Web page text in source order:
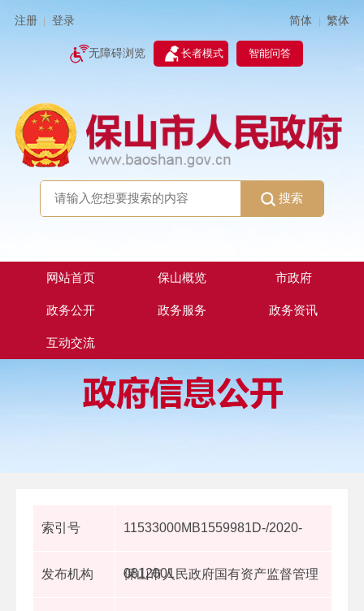
注册 登录 简体 | 繁体
无障碍浏览 长者模式 智能问答
搜索
网站首页 保山概览 市政府
政务公开 政务服务 政务资讯
互动交流
索引号 11533000MB1559981D-/2020-
0812001
发布机构 保山市人民政府国有资产监督管理